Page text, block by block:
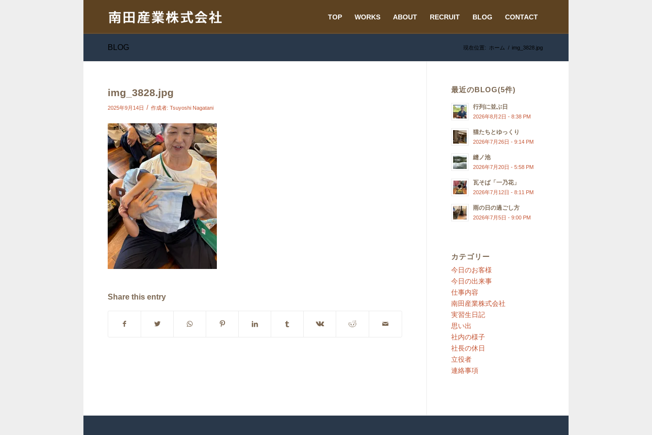
TOP WORKS ABOUT RECRUIT BLOG CONTACT
BLOG 現在位置: ホーム / img_3828.jpg
img_3828.jpg
2025年9月14日 / 作成者: Tsuyoshi Nagatani
Share this entry
最近のBLOG(5件)
行列に並ぶ日
2026年8月2日 - 8:38 PM
猫たちとゆっくり
2026年7月26日 - 9:14 PM
縫ノ池
2026年7月20日 - 5:58 PM
瓦そば「一乃花」
2026年7月12日 - 8:11 PM
雨の日の過ごし方
2026年7月5日 - 9:00 PM
カテゴリー
今日のお客様
今日の出来事
仕事内容
南田産業株式会社
実習生日記
思い出
社内の様子
社長の休日
立役者
連絡事項